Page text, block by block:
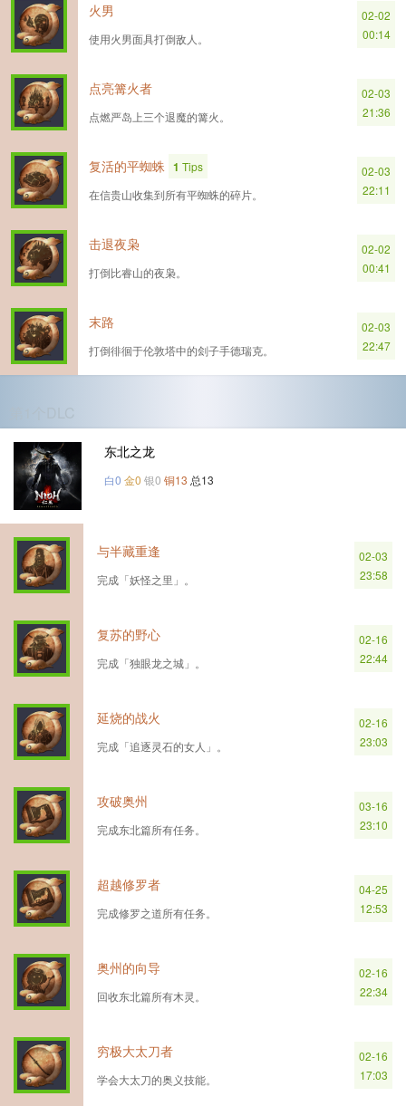
火男
使用火男面具打倒敌人。
02-02
00:14
点亮篝火者
点燃严岛上三个退魔的篝火。
02-03
21:36
复活的平蜘蛛 1 Tips
在信贵山收集到所有平蜘蛛的碎片。
02-03
22:11
击退夜枭
打倒比睿山的夜枭。
02-02
00:41
末路
打倒徘徊于伦敦塔中的刽子手德瑞克。
02-03
22:47
东北之龙
白0 金0 银0 铜13 总13
与半藏重逢
完成「妖怪之里」。
02-03
23:58
复苏的野心
完成「独眼龙之城」。
02-16
22:44
延烧的战火
完成「追逐灵石的女人」。
02-16
23:03
攻破奥州
完成东北篇所有任务。
03-16
23:10
超越修罗者
完成修罗之道所有任务。
04-25
12:53
奥州的向导
回收东北篇所有木灵。
02-16
22:34
穷极大太刀者
学会大太刀的奥义技能。
02-16
17:03